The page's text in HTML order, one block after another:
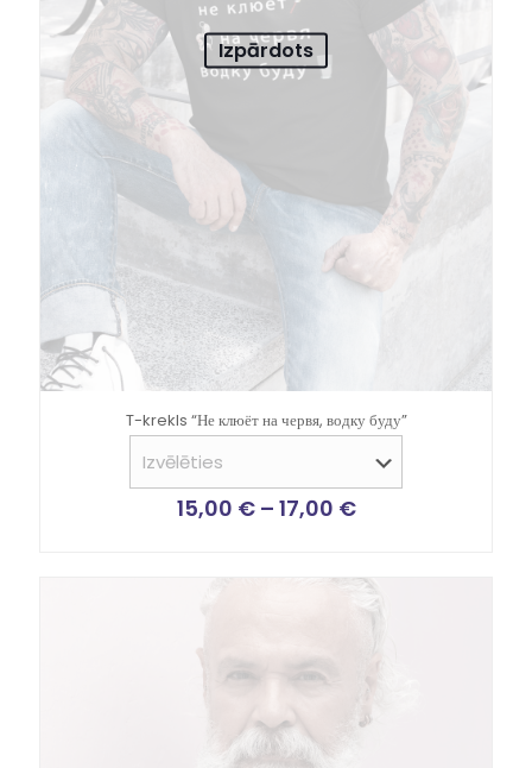
Izpārdots
T-krekls “Не клюёт на червя, водку буду”
15,00 € – 17,00 €